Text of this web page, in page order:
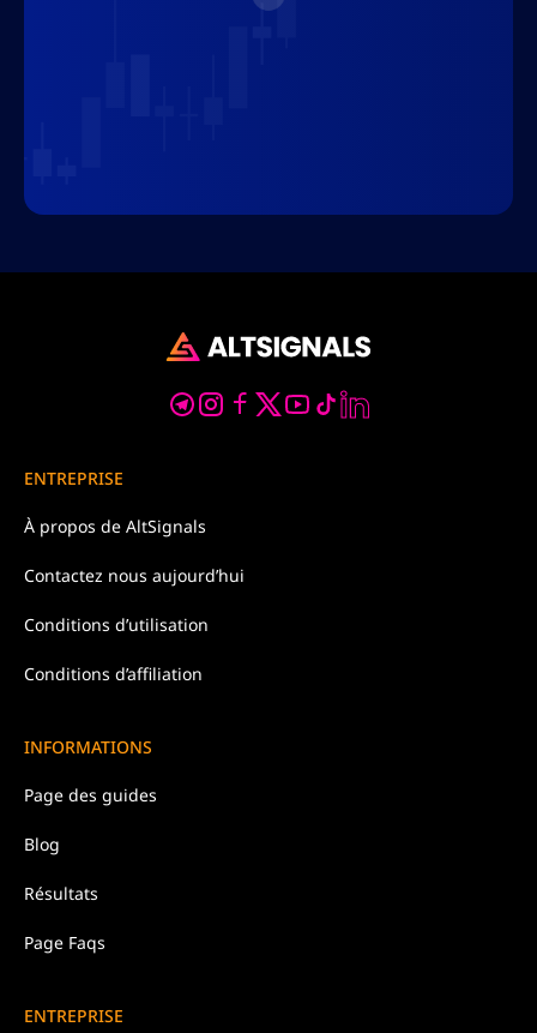
ENTREPRISE
À propos de AltSignals
Contactez nous aujourd’hui
Conditions d’utilisation
Conditions d’affiliation
INFORMATIONS
Page des guides
Blog
Résultats
Page Faqs
ENTREPRISE